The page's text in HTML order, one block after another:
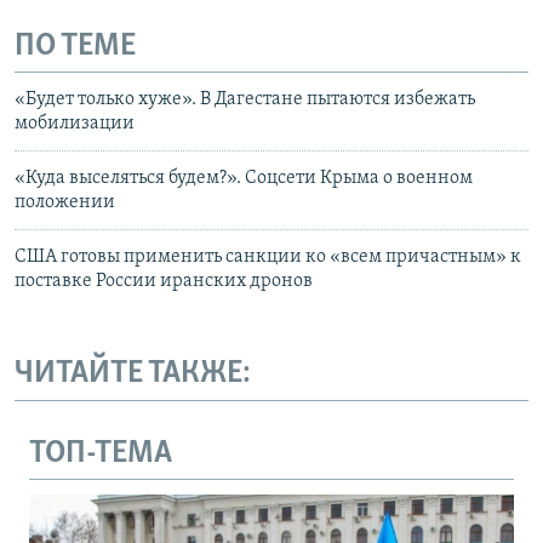
ПО ТЕМЕ
«Будет только хуже». В Дагестане пытаются избежать
мобилизации
«Куда выселяться будем?». Соцсети Крыма о военном
положении
США готовы применить санкции ко «всем причастным» к
поставке России иранских дронов
ЧИТАЙТЕ ТАКЖЕ:
ТОП-ТЕМА